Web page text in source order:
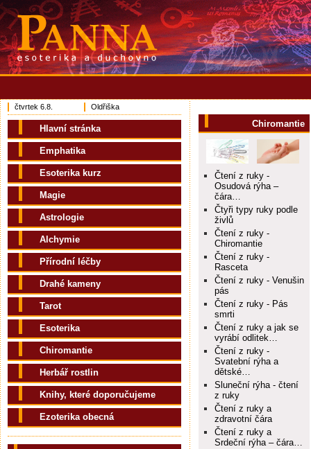
Chiromantie
Čtení z ruky -
Osudová rýha –
čára…
Čtyři typy ruky podle
živlů
Čtení z ruky -
Chiromantie
Čtení z ruky -
Rasceta
Čtení z ruky - Venušin
pás
Čtení z ruky - Pás
smrti
Čtení z ruky a jak se
vyrábí odlitek…
Čtení z ruky -
Svatební rýha a
dětské…
Sluneční rýha - čtení
z ruky
Čtení z ruky a
zdravotní čára
Čtení z ruky a
Srdeční rýha – čára…
čtvrtek 6.8. Oldřiška
Hlavní stránka
Emphatika
Esoterika kurz
Magie
Astrologie
Alchymie
Přírodní léčby
Drahé kameny
Tarot
Esoterika
Chiromantie
Herbář rostlin
Knihy, které doporučujeme
Ezoterika obecná